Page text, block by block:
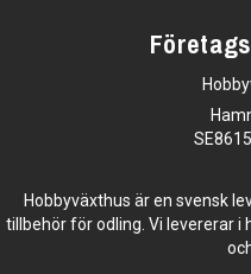
Hobbyväxthus är en svensk
tillbehör för odling. Vi levererar i